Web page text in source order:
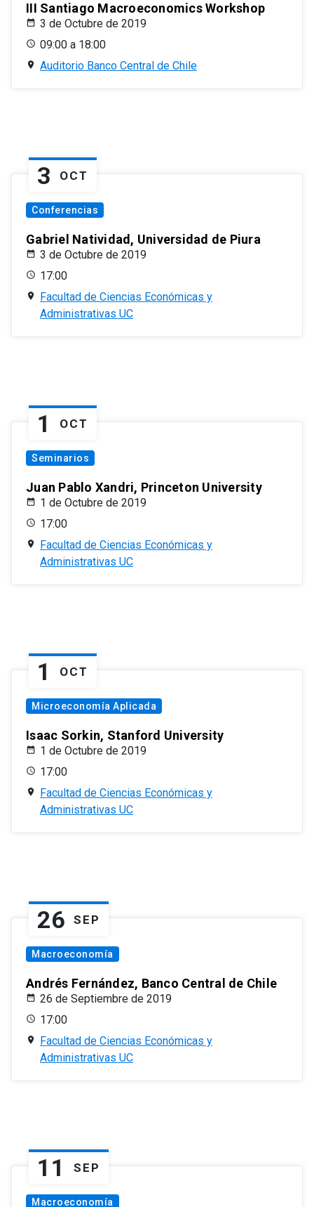
III Santiago Macroeconomics Workshop
3 de Octubre de 2019
09:00 a 18:00
Auditorio Banco Central de Chile
3 OCT
Conferencias
Gabriel Natividad, Universidad de Piura
3 de Octubre de 2019
17:00
Facultad de Ciencias Económicas y
Administrativas UC
1 OCT
Seminarios
Juan Pablo Xandri, Princeton University
1 de Octubre de 2019
17:00
Facultad de Ciencias Económicas y
Administrativas UC
1 OCT
Microeconomía Aplicada
Isaac Sorkin, Stanford University
1 de Octubre de 2019
17:00
Facultad de Ciencias Económicas y
Administrativas UC
26 SEP
Macroeconomía
Andrés Fernández, Banco Central de Chile
26 de Septiembre de 2019
17:00
Facultad de Ciencias Económicas y
Administrativas UC
11 SEP
Macroeconomía